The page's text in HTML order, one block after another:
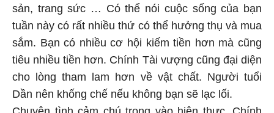
sản, trang sức … Có thể nói cuộc sống của bạn
tuần này có rất nhiều thứ có thể hưởng thụ và mua
sắm. Bạn có nhiều cơ hội kiếm tiền hơn mà cũng
tiêu nhiều tiền hơn. Chính Tài vượng cũng đại diện
cho lòng tham lam hơn về vật chất. Người tuổi
Dần nên khống chế nếu không bạn sẽ lạc lối.
Chuyện tình cảm chú trọng vào hiện thực. Chính